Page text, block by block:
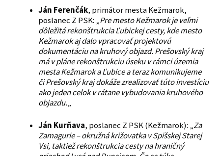
Ján Ferenčák, primátor mesta Kežmarok,
poslanec Z PSK: „Pre mesto Kežmarok je veľmi
dôležitá rekonštrukcia Ľubickej cesty, kde mesto
Kežmarok aj dalo vpracovať projektovú
dokumentáciu na kruhový objazd. Prešovský kraj
má v pláne rekonštrukciu úseku v rámci územia
mesta Kežmarok a Ľubice a teraz komunikujeme
či Prešovský kraj dokáže zrealizovať túto investíciu
ako jeden celok v rátane vybudovania kruhového
objazdu.„
Ján Kurňava, poslanec Z PSK (Kežmarok): „Za
Zamagurie – okružná križovatka v Spišskej Starej
Vsi, taktiež rekonštrukcia cesty na hraničný